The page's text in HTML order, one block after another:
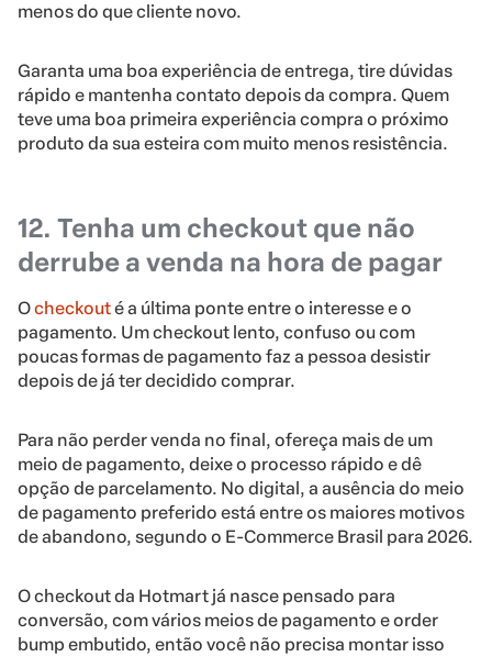
menos do que cliente novo.
Garanta uma boa experiência de entrega, tire dúvidas
rápido e mantenha contato depois da compra. Quem
teve uma boa primeira experiência compra o próximo
produto da sua esteira com muito menos resistência.
12. Tenha um checkout que não
derrube a venda na hora de pagar
Ocheckouté a última ponte entre o interesse e o
pagamento. Um checkout lento, confuso ou com
poucas formas de pagamento faz a pessoa desistir
depois de já ter decidido comprar.
Para não perder venda no final, ofereça mais de um
meio de pagamento, deixe o processo rápido e dê
opção de parcelamento. No digital, a ausência do meio
de pagamento preferido está entre os maiores motivos
de abandono, segundo o E-Commerce Brasil para 2026.
O checkout da Hotmart já nasce pensado para
conversão, com vários meios de pagamento e order
bump embutido, então você não precisa montar isso